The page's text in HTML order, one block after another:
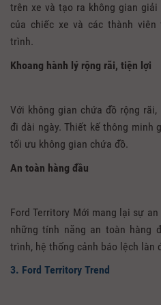
trên xe và tạo ra không gian
của chiếc xe và các thành
trình.
Khoang hành lý rộng rãi, tiện lợi
Với không gian chứa đồ rộng
đi dài ngày. Thiết kế thông minh
tối ưu không gian chứa đồ.
An toàn hàng đầu
Ford Territory Mới mang lại sự
những tính năng an toàn hàng
trình, hệ thống cảnh báo lệch
3. Ford Territory Trend